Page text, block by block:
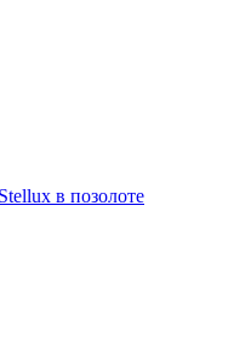
в позолоте